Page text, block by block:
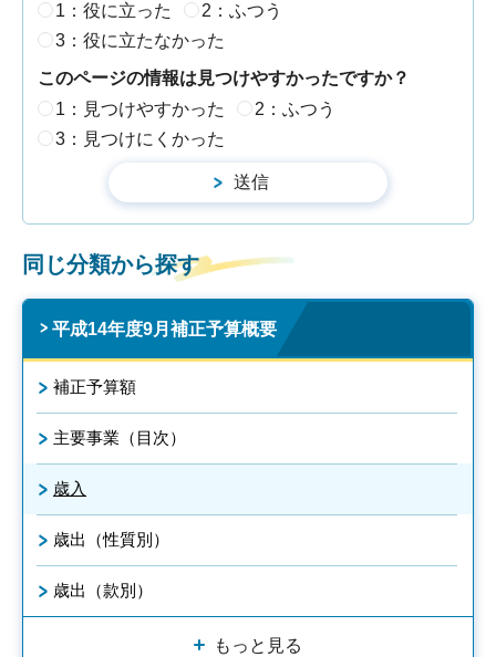
1：役に立った
2：ふつう
3：役に立たなかった
このページの情報は見つけやすかったですか？
1：見つけやすかった
2：ふつう
3：見つけにくかった
同じ分類から探す
平成14年度9月補正予算概要
補正予算額
主要事業（目次）
歳入
歳出（性質別）
歳出（款別）
もっと見る